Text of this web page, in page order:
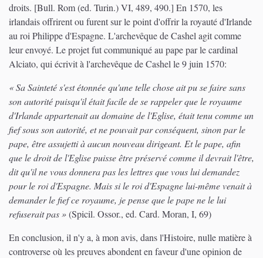
droits. [Bull. Rom (ed. Turin.) VI, 489, 490.] En 1570, les
irlandais offrirent ou furent sur le point d'offrir la royauté d'Irlande
au roi Philippe d'Espagne. L'archevêque de Cashel agit comme
leur envoyé. Le projet fut communiqué au pape par le cardinal
Alciato, qui écrivit à l'archevêque de Cashel le 9 juin 1570:
« Sa Sainteté s'est étonnée qu'une telle chose ait pu se faire sans
son autorité puisqu'il était facile de se rappeler que le royaume
d'Irlande appartenait au domaine de l'Eglise, était tenu comme un
fief sous son autorité, et ne pouvait par conséquent, sinon par le
pape, être assujetti à aucun nouveau dirigeant. Et le pape, afin
que le droit de l'Eglise puisse être préservé comme il devrait l'être,
dit qu'il ne vous donnera pas les lettres que vous lui demandez
pour le roi d'Espagne. Mais si le roi d'Espagne lui-même venait à
demander le fief ce royaume, je pense que le pape ne le lui
refuserait pas »(Spicil. Ossor., ed. Card. Moran, I, 69)
En conclusion, il n'y a, à mon avis, dans l'Histoire, nulle matière à
controverse où les preuves abondent en faveur d'une opinion de